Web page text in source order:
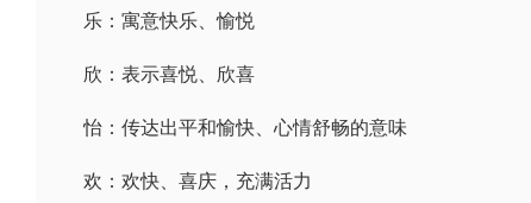
乐：寓意快乐、愉悦
欣：表示喜悦、欣喜
怡：传达出平和愉快、心情舒畅的意味
欢：欢快、喜庆，充满活力